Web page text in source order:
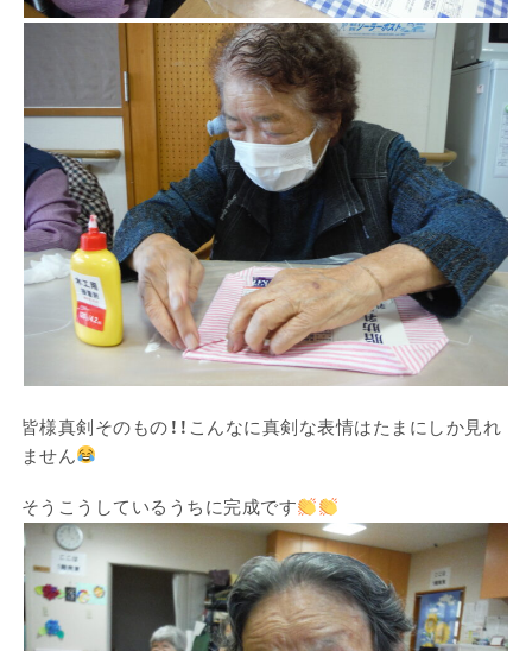
皆様真剣そのもの！！こんなに真剣な表情はたまにしか見れ
ません
そうこうしているうちに完成です